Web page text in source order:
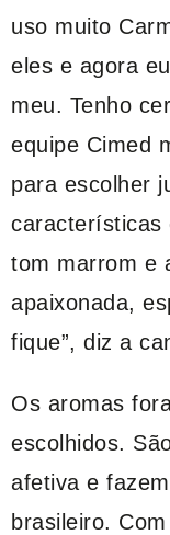
uso muito
eles e agora
meu. Tenho
equipe Cimed
para escolher
características
tom marrom e
apaixonada,
fique”, diz a
Os aromas
escolhidos.
afetiva e
brasileiro.